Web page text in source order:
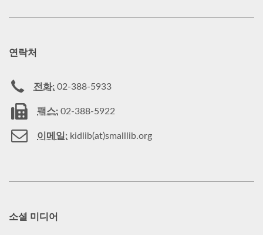
연락처
전화: 02-388-5933
팩스: 02-388-5922
이메일: kidlib(at)smalllib.org
소셜 미디어